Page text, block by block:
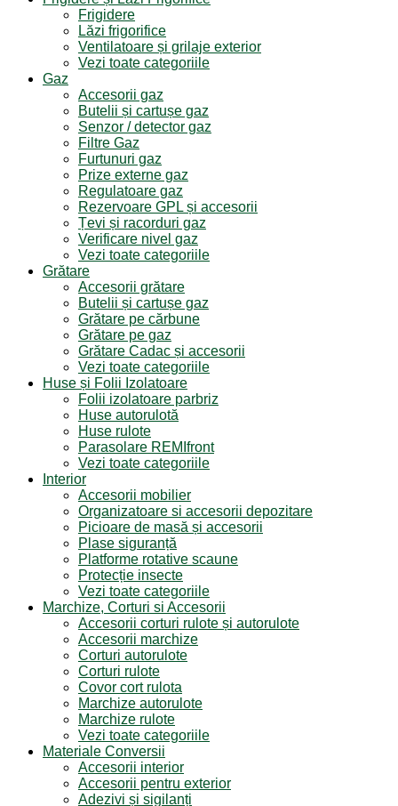
Frigidere
Lăzi frigorifice
Ventilatoare și grilaje exterior
Vezi toate categoriile
Gaz
Accesorii gaz
Butelii și cartușe gaz
Senzor / detector gaz
Filtre Gaz
Furtunuri gaz
Prize externe gaz
Regulatoare gaz
Rezervoare GPL și accesorii
Țevi și racorduri gaz
Verificare nivel gaz
Vezi toate categoriile
Grătare
Accesorii grătare
Butelii și cartușe gaz
Grătare pe cărbune
Grătare pe gaz
Grătare Cadac și accesorii
Vezi toate categoriile
Huse și Folii Izolatoare
Folii izolatoare parbriz
Huse autorulotă
Huse rulote
Parasolare REMIfront
Vezi toate categoriile
Interior
Accesorii mobilier
Organizatoare si accesorii depozitare
Picioare de masă și accesorii
Plase siguranță
Platforme rotative scaune
Protecție insecte
Vezi toate categoriile
Marchize, Corturi si Accesorii
Accesorii corturi rulote și autorulote
Accesorii marchize
Corturi autorulote
Corturi rulote
Covor cort rulota
Marchize autorulote
Marchize rulote
Vezi toate categoriile
Materiale Conversii
Accesorii interior
Accesorii pentru exterior
Adezivi și sigilanți